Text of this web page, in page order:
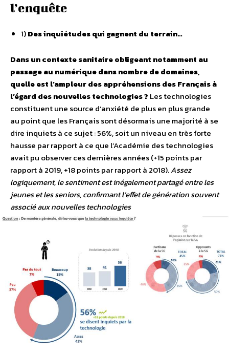
l’enquête
1)Des inquiétudes qui gagnent du terrain…
Dans un contexte sanitaire obligeant notamment au
passage au numérique dans nombre de domaines,
quelle est l’ampleur des appréhensions des Français à
l’égard des nouvelles technologies ? Les technologies
constituent une source d’anxiété de plus en plus grande
au point que les Français sont désormais une majorité à se
dire inquiets à ce sujet : 56%, soit un niveau en très forte
hausse par rapport à ce que l’Académie des technologies
avait pu observer ces dernières années (+15 points par
rapport à 2019, +18 points par rapport à 2018).Assez
logiquement, le sentiment est inégalement partagé entre les
jeunes et les seniors, confirmant l’effet de génération souvent
associé aux nouvelles technologies